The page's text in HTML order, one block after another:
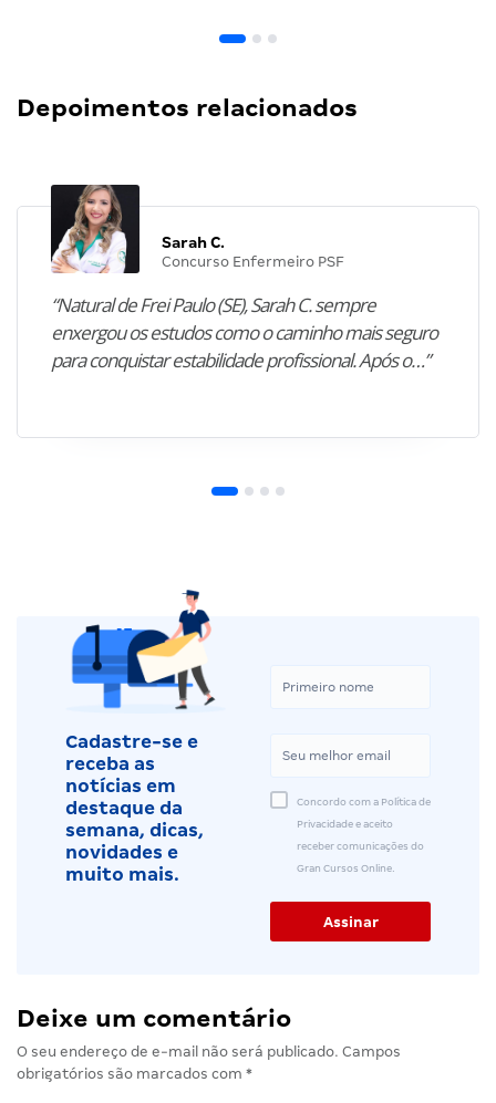
Depoimentos relacionados
Sarah C.
Concurso Enfermeiro PSF
“Natural de Frei Paulo (SE), Sarah C. sempre
enxergou os estudos como o caminho mais seguro
para conquistar estabilidade profissional. Após o…”
Cadastre-se e
receba as
notícias em
destaque da
semana, dicas,
novidades e
muito mais.
Concordo com a Política de
Privacidade e aceito
receber comunicações do
Gran Cursos Online.
Deixe um comentário
O seu endereço de e-mail não será publicado. Campos
obrigatórios são marcados com *